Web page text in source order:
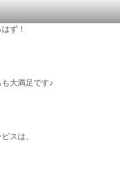
ず！
大満足です♪
スは、